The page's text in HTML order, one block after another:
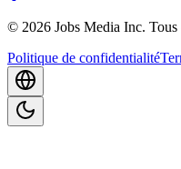
© 2026 Jobs Media Inc. Tous
Politique de confidentialité